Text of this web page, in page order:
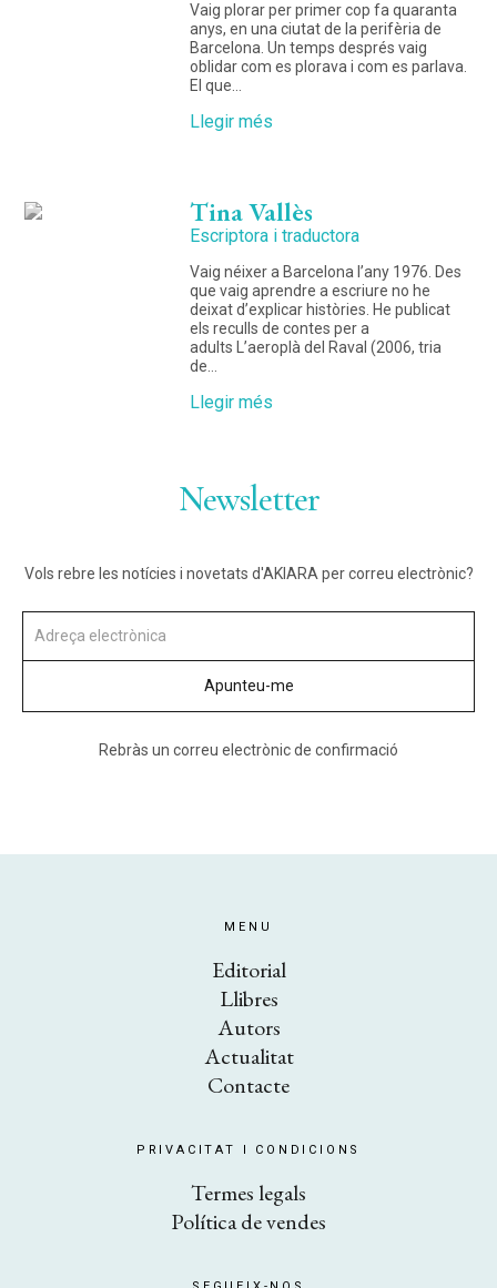
Vaig plorar per primer cop fa quaranta
anys, en una ciutat de la perifèria de
Barcelona. Un temps després vaig
oblidar com es plorava i com es parlava.
El que…
Llegir més
Tina Vallès
Escriptora i traductora
Vaig néixer a Barcelona l’any 1976. Des
que vaig aprendre a escriure no he
deixat d’explicar històries. He publicat
els reculls de contes per a
adults L’aeroplà del Raval (2006, tria
de…
Llegir més
Newsletter
Vols rebre les notícies i novetats d'AKIARA per correu electrònic?
Rebràs un correu electrònic de confirmació
MENU
Editorial
Llibres
Autors
Actualitat
Contacte
PRIVACITAT I CONDICIONS
​Termes legals
Política de vendes